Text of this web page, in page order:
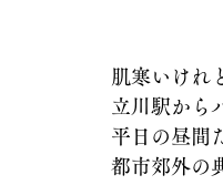
肌寒いけれ
立川駅から
平日の昼間
都市郊外の